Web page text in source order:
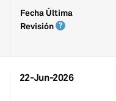
Fecha Última
Revisión
22-Jun-2026